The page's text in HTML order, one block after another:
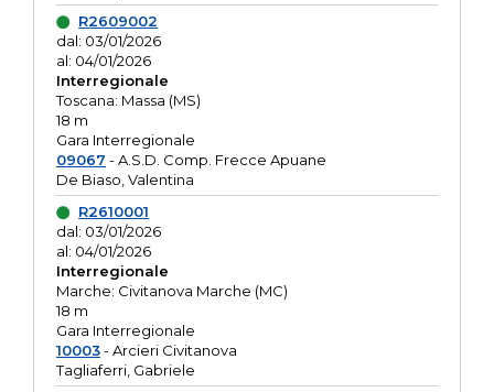
R2609002
dal: 03/01/2026
al: 04/01/2026
Interregionale
Toscana: Massa (MS)
18 m
Gara Interregionale
09067 - A.S.D. Comp. Frecce Apuane
De Biaso, Valentina
R2610001
dal: 03/01/2026
al: 04/01/2026
Interregionale
Marche: Civitanova Marche (MC)
18 m
Gara Interregionale
10003- Arcieri Civitanova
Tagliaferri, Gabriele